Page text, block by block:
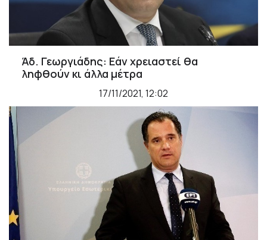
Άδ. Γεωργιάδης: Εάν χρειαστεί θα
ληφθούν κι άλλα μέτρα
17/11/2021, 12:02